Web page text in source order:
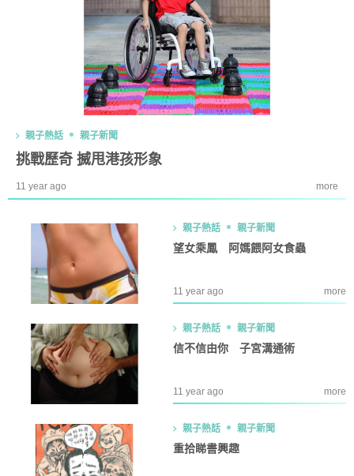
親子熱話 親子新聞
挑戰歷奇 搣甩港孩形象
11 year ago more
親子熱話 親子新聞
望女乘鳳 阿媽餵阿女食蟲
11 year ago more
親子熱話 親子新聞
信不信由你 子宮溝通術
11 year ago more
親子熱話 親子新聞
重拾睇書興趣